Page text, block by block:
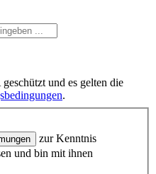
und es gelten die
.
zur Kenntnis
und bin mit ihnen